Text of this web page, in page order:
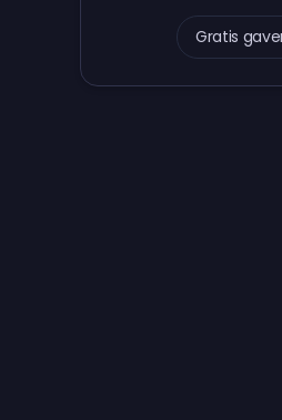
Gratis